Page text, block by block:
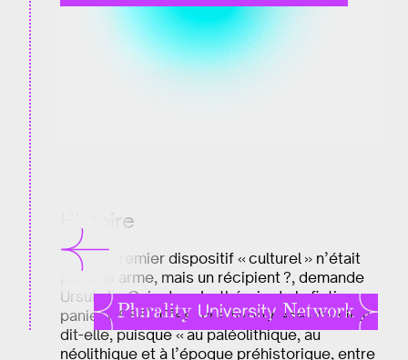
Histoire
Et si le premier dispositif « culturel » n’était
pas une arme, mais un récipient ?, demande
Ursula Le Guin dans La théorie de la fiction-
panier (1986). C’est une hypothèse plausible,
dit-elle, puisque « au paléolithique, au
néolithique et à l’époque préhistorique, entre